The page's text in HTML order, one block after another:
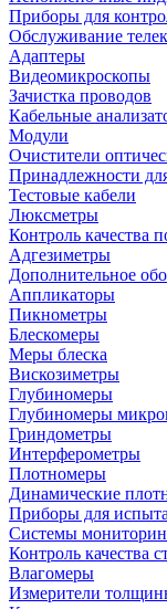
Приборы для
Обслуживание
Адаптеры
Видеомикроскопы
Зачистка проводов
Кабельные
Модули
Очистители
Принадлежности
Тестовые кабели
Люксметры
Контроль качества
Адгезиметры
Дополнительное
Аппликаторы
Пикнометры
Блескомеры
Меры блеска
Вискозиметры
Глубиномеры
Глубиномеры
Гриндометры
Интерферометры
Плотномеры
Динамические
Приборы для
Системы
Контроль качества
Влагомеры
Измерители